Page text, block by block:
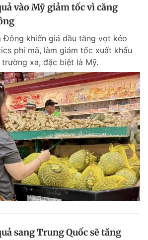
vào Mỹ giảm tốc vì căng
Đông khiến giá dầu tăng vọt kéo
phi mã, làm giảm tốc xuất khẩu
xa, đặc biệt là Mỹ.
sang Trung Quốc sẽ tăng